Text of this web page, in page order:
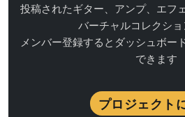
投稿されたギター、アンプ、エフ
バーチャルコレクショ
メンバー登録するとダッシュボー
できます
プロジェクト